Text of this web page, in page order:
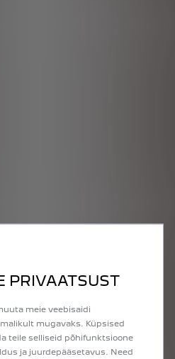
PRIVAATSUST
meie veebisaidi
mugavaks. Küpsised
teile selliseid põhifunktsioone
ja juurdepääsetavus. Need